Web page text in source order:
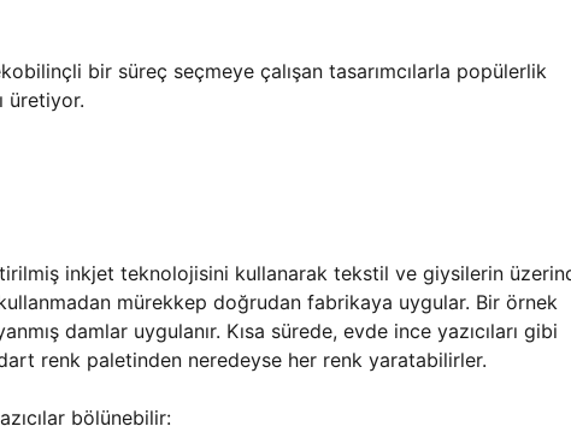
bir süreç seçmeye çalışan tasarımcılarla popülerlik
üretiyor.
inkjet teknolojisini kullanarak tekstil ve giysilerin
mürekkep doğrudan fabrikaya uygular. Bir örnek
damlar uygulanır. Kısa sürede, evde ince yazıcıları gibi
renk paletinden neredeyse her renk yaratabilirler.
bölünebilir: